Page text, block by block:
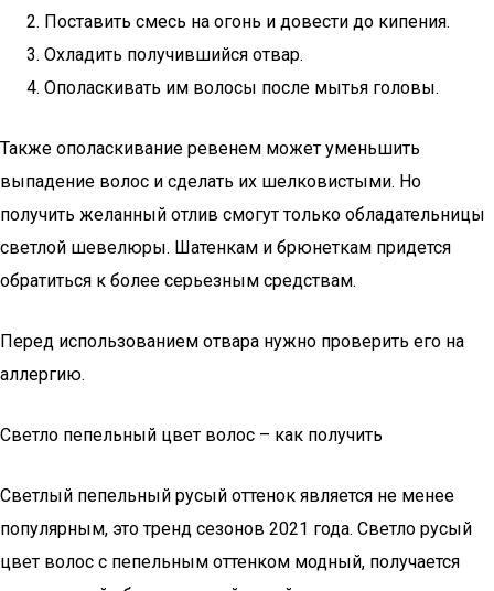
Поставить смесь на огонь и довести до кипения.
Охладить получившийся отвар.
Ополаскивать им волосы после мытья головы.
Также ополаскивание ревенем может уменьшить
выпадение волос и сделать их шелковистыми. Но
получить желанный отлив смогут только обладательницы
светлой шевелюры. Шатенкам и брюнеткам придется
обратиться к более серьезным средствам.
Перед использованием отвара нужно проверить его на
аллергию.
Светло пепельный цвет волос – как получить
Светлый пепельный русый оттенок является не менее
популярным, это тренд сезонов 2021 года. Светло русый
цвет волос с пепельным оттенком модный, получается